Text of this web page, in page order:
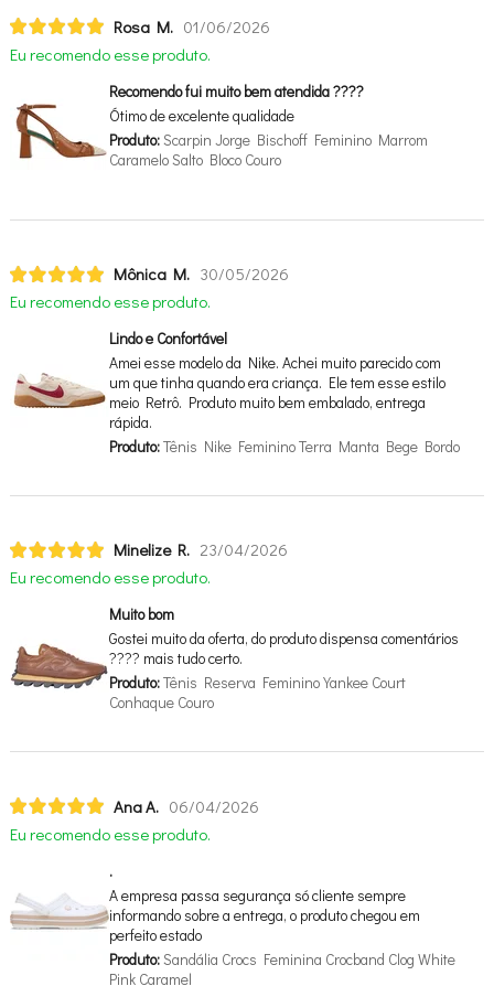
Rosa M. 01/06/2026
Eu recomendo esse produto.
Recomendo fui muito bem atendida ????
Ótimo de excelente qualidade
Produto:Scarpin Jorge Bischoff Feminino Marrom
Caramelo Salto Bloco Couro
Mônica M. 30/05/2026
Eu recomendo esse produto.
Lindo e Confortável
Amei esse modelo da Nike. Achei muito parecido com
um que tinha quando era criança. Ele tem esse estilo
meio Retrô. Produto muito bem embalado, entrega
rápida.
Produto:Tênis Nike Feminino Terra Manta Bege Bordo
Minelize R. 23/04/2026
Eu recomendo esse produto.
Muito bom
Gostei muito da oferta, do produto dispensa comentários
???? mais tudo certo.
Produto:Tênis Reserva Feminino Yankee Court
Conhaque Couro
Ana A. 06/04/2026
Eu recomendo esse produto.
.
A empresa passa segurança só cliente sempre
informando sobre a entrega, o produto chegou em
perfeito estado
Produto:Sandália Crocs Feminina Crocband Clog White
Pink Caramel